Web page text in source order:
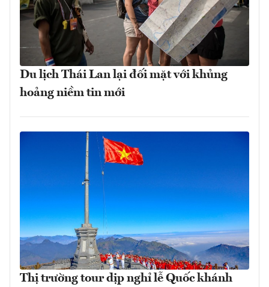
Du lịch Thái Lan lại đối mặt với khủng
hoảng niềm tin mới
Thị trường tour dịp nghỉ lễ Quốc khánh